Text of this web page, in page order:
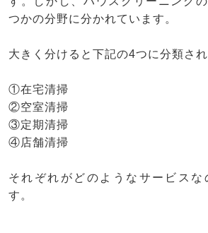
つかの分野に分かれています。
大きく分けると下記の4つに分類され
①在宅清掃
②空室清掃
③定期清掃
④店舗清掃
それぞれがどのようなサービスな
す。